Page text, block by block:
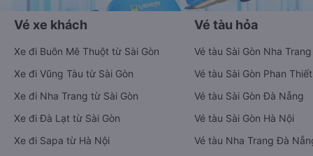
Vé xe khách
Xe đi Buôn Mê Thuột từ Sài Gòn
Xe đi Vũng Tàu từ Sài Gòn
Xe đi Nha Trang từ Sài Gòn
Xe đi Đà Lạt từ Sài Gòn
Xe đi Sapa từ Hà Nội
Vé tàu hỏa
Vé tàu Sài Gòn Nha Trang
Vé tàu Sài Gòn Phan Thiết
Vé tàu Sài Gòn Đà Nẵng
Vé tàu Sài Gòn Hà Nội
Vé tàu Nha Trang Đà